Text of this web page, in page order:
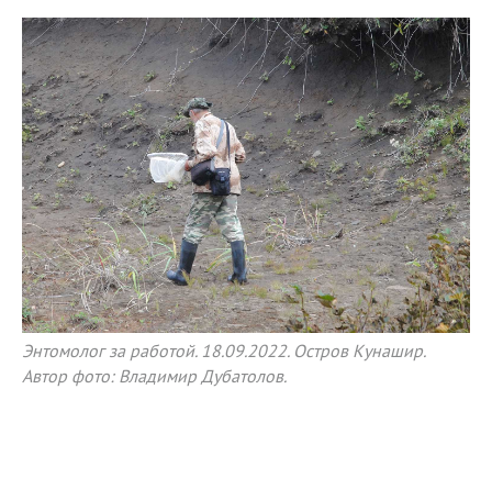
Энтомолог за работой. 18.09.2022. Остров Кунашир.
Автор фото: Владимир Дубатолов.